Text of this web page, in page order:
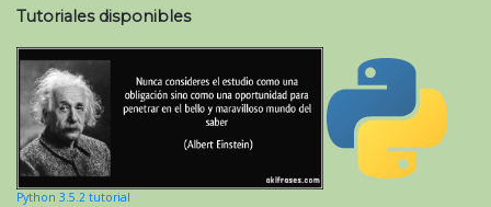
Tutoriales disponibles
Python 3.5.2 tutorial